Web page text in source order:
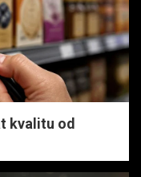
kvalitu od